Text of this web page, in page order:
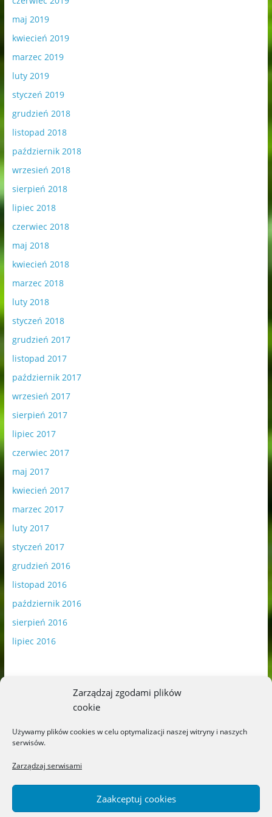
Zarządzaj zgodami plików
cookie
Używamy plików cookies w celu optymalizacji naszej witryny i naszych
serwisów.
Zarządzaj serwisami
Zaakceptuj cookies
maj 2019
kwiecień 2019
marzec 2019
luty 2019
styczeń 2019
grudzień 2018
listopad 2018
październik 2018
wrzesień 2018
sierpień 2018
lipiec 2018
czerwiec 2018
maj 2018
kwiecień 2018
marzec 2018
luty 2018
styczeń 2018
grudzień 2017
listopad 2017
październik 2017
wrzesień 2017
sierpień 2017
lipiec 2017
czerwiec 2017
maj 2017
kwiecień 2017
marzec 2017
luty 2017
styczeń 2017
grudzień 2016
listopad 2016
październik 2016
sierpień 2016
lipiec 2016